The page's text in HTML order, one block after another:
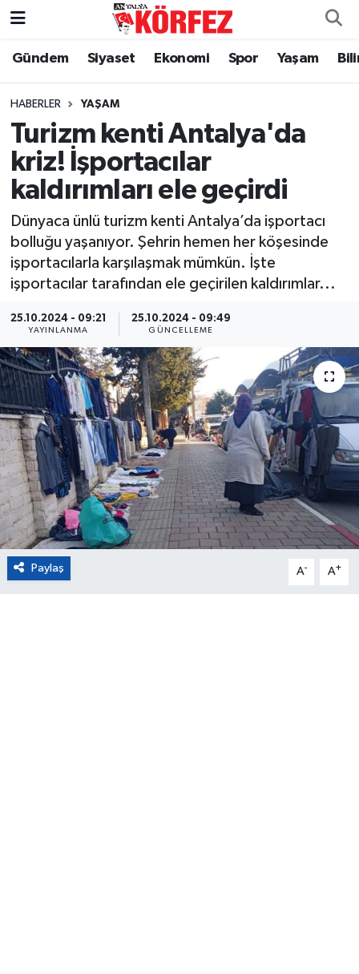
Gündem Siyaset Ekonomi Spor Yaşam
HABERLER YAŞAM
Turizm kenti Antalya'da
kriz! İşportacılar
kaldırımları ele geçirdi
Dünyaca ünlü turizm kenti Antalya’da işportacı
bolluğu yaşanıyor. Şehrin hemen her köşesinde
işportacılarla karşılaşmak mümkün. İşte
işportacılar tarafından ele geçirilen kaldırımlar...
25.10.2024 - 09:21
YAYINLANMA
25.10.2024 - 09:49
GÜNCELLEME
Paylaş A- A+
Gündem
Siyaset
Yerel Yönetim
Ekonomi
Spor
Yaşam
Dünya
Eğitim
Sağlık
Magazin
Turizm
Çevre
Nöbetçi Eczaneler
Hava Durumu
Trafik Durumu
Süper Lig Puan Durumu ve Fikstür
Tüm Manşetler
Son Dakika Haberleri